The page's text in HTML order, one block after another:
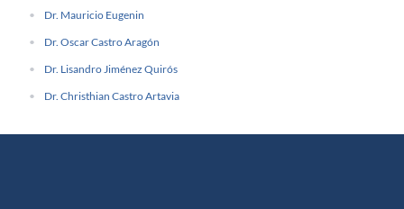
Dr. Mauricio Eugenin
Dr. Oscar Castro Aragón
Dr. Lisandro Jiménez Quirós
Dr. Christhian Castro Artavia